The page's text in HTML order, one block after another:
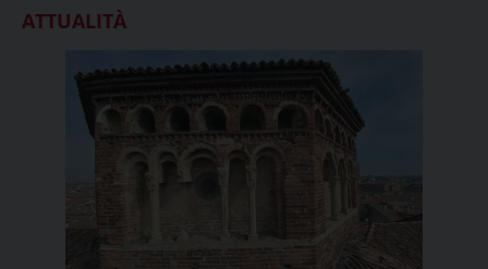
ATTUALITÀ